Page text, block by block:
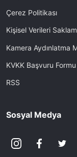
Çerez Politikası
Kişisel Verileri
Kamera Aydınlatma
KVKK Başvuru Formu
RSS
Sosyal Medya